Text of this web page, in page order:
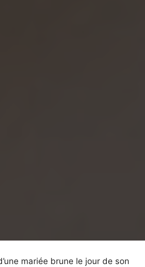
mariée brune le jour de son